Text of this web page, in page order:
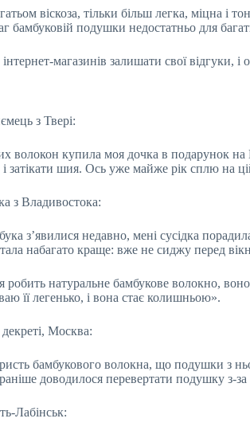
віскоза, тільки більш легка, міцна
бамбуковій подушки недостатньо для
магазинів залишати свої відгуки, і
з Твері:
волокон купила моя дочка в подарунок на
і затікати шия. Ось уже майже рік сплю на
з Владивостока:
з’явилися недавно, мені сусідка
набагато краще: вже не сиджу перед
робить натуральне бамбукове волокно,
її легенько, і вона стає колишньою».
Москва:
бамбукового волокна, що подушки з
раніше доводилося перевертати подушку
Лабінськ: